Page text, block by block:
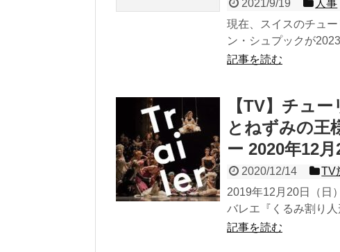
2021/9/19
人事
現在、スイスのチュ
ン・シュプックが
記事を読む
【TV】チュ
とねずみの王
ー 2020年12月
2020/12/14
TV
2019年12月20日（日
バレエ『くるみ割り
記事を読む